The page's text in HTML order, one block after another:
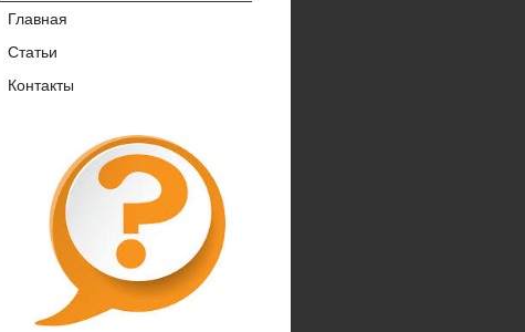
Главная
Статьи
Контакты